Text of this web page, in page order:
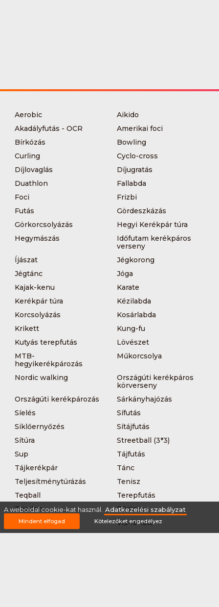
Aerobic
Aikido
Akadályfutás - OCR
Amerikai foci
Bírkózás
Bowling
Curling
Cyclo-cross
Díjlovaglás
Díjugratás
Duathlon
Fallabda
Foci
Frizbi
Futás
Gördeszkázás
Görkorcsolyázás
Hegyi Kerékpár túra
Hegymászás
Időfutam kerékpáros
verseny
Íjászat
Jégkorong
Jégtánc
Jóga
Kajak-kenu
Karate
Kerékpár túra
Kézilabda
Korcsolyázás
Kosárlabda
Krikett
Kung-fu
Kutyás terepfutás
Lövészet
MTB-
hegyikerékpározás
Műkorcsolya
Nordic walking
Országúti kerékpáros
körverseny
Országúti kerékpározás
Sárkányhajózás
Síelés
Sífutás
Siklőernyőzés
Sítájfutás
Sítúra
Streetball (3*3)
Sup
Tájfutás
Tájkerékpár
Tánc
Teljesítménytúrázás
Tenisz
Teqball
Terepfutás
Triatlon
Túrázás
Úszás
Via-ferrata
A weboldal cookie-kat használ. Adatkezelési szabályzat
Mindent elfogad Kötelezőket engedélyez